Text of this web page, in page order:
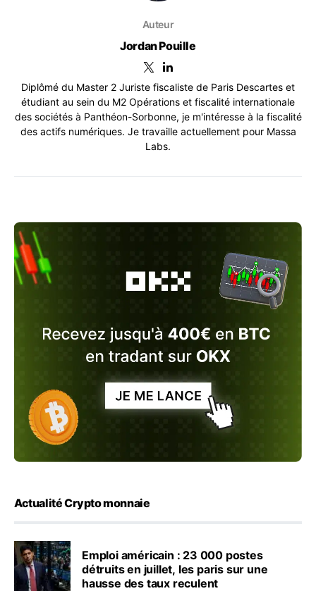
Auteur
Jordan Pouille
Diplômé du Master 2 Juriste fiscaliste de Paris Descartes et
étudiant au sein du M2 Opérations et fiscalité internationale
des sociétés à Panthéon-Sorbonne, je m'intéresse à la fiscalité
des actifs numériques. Je travaille actuellement pour Massa
Labs.
Actualité Crypto monnaie
Emploi américain : 23 000 postes
détruits en juillet, les paris sur une
hausse des taux reculent